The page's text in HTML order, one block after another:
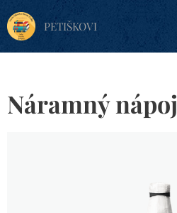
PETIŠKOVI
Náramný nápoj